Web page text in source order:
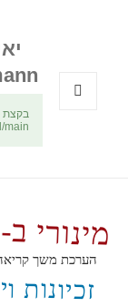
בקצת
main
מינורי
הערכת משך
זכיונות